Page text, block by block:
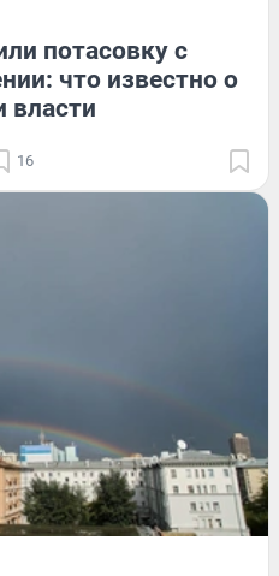
потасовку с
что известно о
власти
16